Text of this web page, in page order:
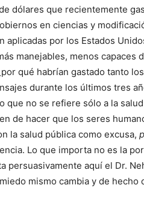
dólares que recientemente
en ciencias y
aplicadas por los Estados
manejables, menos capaces
qué habrían gastado tanto
durante los últimos tres
no se refiere sólo a la
de hacer que los seres
la salud pública como excusa,
Lo que importa no es la
persuasivamente aquí el Dr.
mismo cambia y de hecho